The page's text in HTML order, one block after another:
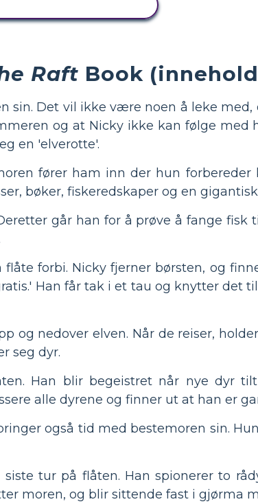
Raft Book
sin. Det vil ikke være noen å leke med,
og at Nicky ikke kan følge med
en 'elverotte'.
fører ham inn der hun forbereder
bøker, fiskeredskaper og en
går han for å prøve å fange fisk
forbi. Nicky fjerner børsten, og
Han får tak i et tau og knytter det
og nedover elven. Når de reiser,
seg dyr.
Han blir begeistret når nye dyr
alle dyrene og finner ut at han er
også tid med bestemoren sin.
tur på flåten. Han spionerer to
moren, og blir sittende fast i gjørma